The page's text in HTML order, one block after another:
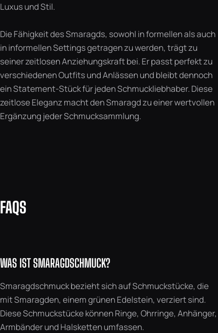
Luxus und Stil.
Die Fähigkeit des Smaragds, sowohl in formellen als auch
in informellen Settings getragen zu werden, trägt zu
seiner zeitlosen Anziehungskraft bei. Er passt perfekt zu
verschiedenen Outfits und Anlässen und bleibt dennoch
ein Statement-Stück für jeden Schmuckliebhaber. Diese
zeitlose Eleganz macht den Smaragd zu einer wertvollen
Ergänzung jeder Schmucksammlung.
FAQS
WAS IST SMARAGDSCHMUCK?
Smaragdschmuck bezieht sich auf Schmuckstücke, die
mit Smaragden, einem grünen Edelstein, verziert sind.
Diese Schmuckstücke können Ringe, Ohrringe, Anhänger,
Armbänder und Halsketten umfassen.